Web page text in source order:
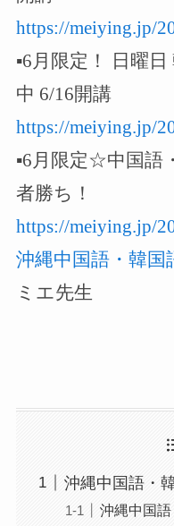
https://meiying.jp/
▪️6月限定！ 日曜
中 6/16開講
https://meiying.jp/
▪️6月限定☆中国語
者勝ち！
https://meiying.jp/
沖縄中国語・韓国
ミエ先生
沖縄中国語・
沖縄中国